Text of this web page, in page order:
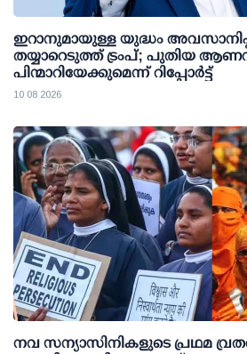
ഇറാനുമായുള്ള യുദ്ധം
തയ്യാറെടുത്ത് ട്രംപ്; പുതിയ
പിന്മാറിയേക്കുമെന്ന് റിപ്പോർട്ട്
10 08 2026
നവ സന്യാസിനികളുടെ പ്രഥമ